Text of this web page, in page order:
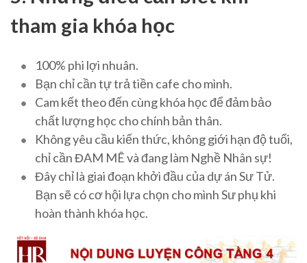
tham gia khóa học
100% phi lợi nhuân.
Bạn chỉ cần tự trả tiền cafe cho mình.
Cam kết theo đến cùng khóa học để đảm bảo
chất lượng học cho chính bản thân.
Không yêu cầu kiến thức, không giới hạn độ tuổi,
chỉ cần ĐAM MÊ và đang làm Nghề Nhân sự!
Đây chỉ là giai đoạn khởi đầu của dự án Sư Tử.
Bạn sẽ có cơ hội lựa chọn cho mình Sư phụ khi
hoàn thành khóa học.